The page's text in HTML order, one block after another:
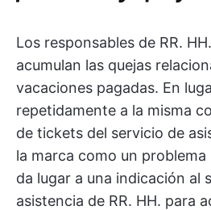
Los responsables de RR.
acumulan las quejas
vacaciones pagadas. En
repetidamente a la misma
de tickets del servicio de
la marca como un
da lugar a una indicación al
asistencia de RR. HH. para